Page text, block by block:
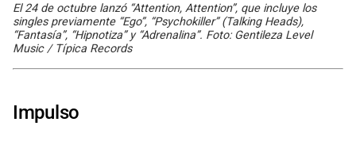
El 24 de octubre lanzó “Attention, Attention”, que incluye los
singles previamente “Ego”, “Psychokiller” (Talking Heads),
“Fantasía”, “Hipnotiza” y “Adrenalina”. Foto: Gentileza Level
Music / Típica Records
Impulso